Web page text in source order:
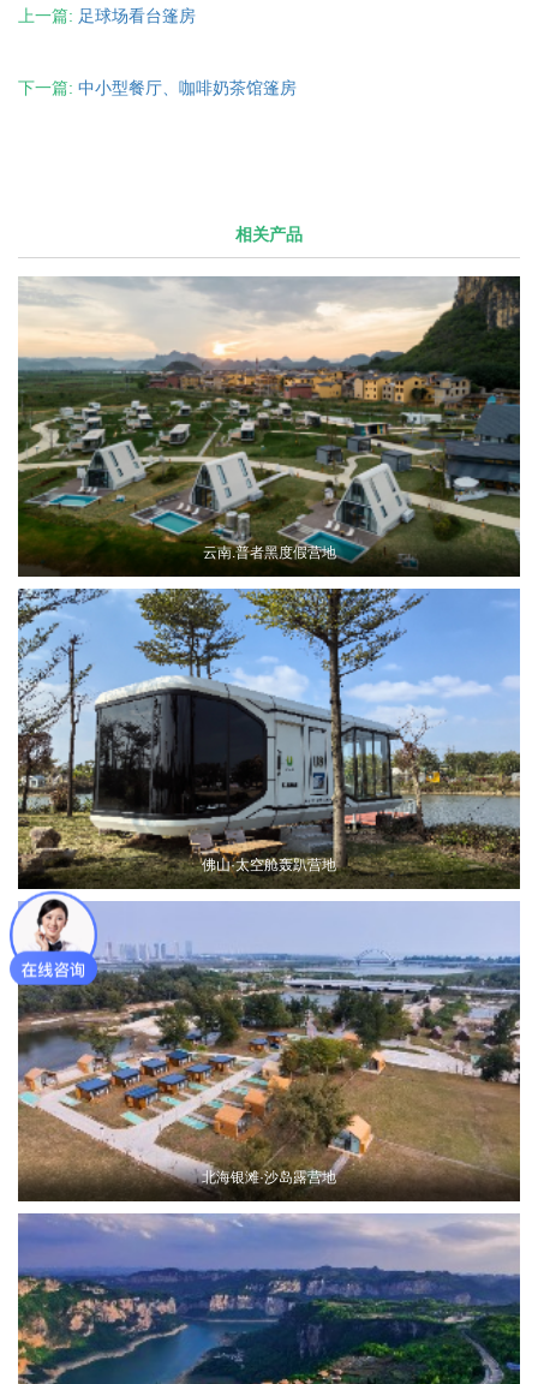
上一篇: 足球场看台篷房
下一篇: 中小型餐厅、咖啡奶茶馆篷房
相关产品
云南.普者黑度假营地
佛山·太空舱轰趴营地
北海银滩·沙岛露营地